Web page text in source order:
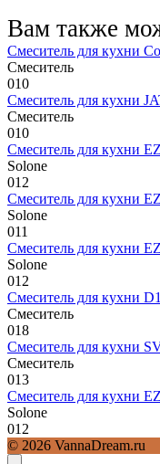
Вам также
Смеситель для кухни
Смеситель
010
Смеситель для кухни
Смеситель
010
Смеситель для кухни
Solone
012
Смеситель для кухни
Solone
011
Смеситель для кухни
Solone
012
Смеситель для кухни
Смеситель
018
Смеситель для кухни
Смеситель
013
Смеситель для кухни
Solone
012
© 2026 VannaDream.ru